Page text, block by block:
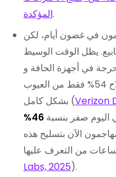
المؤكدة.
في غضون أيام، لكن
يظل الوقت الوسيط
يترك نافذة خطر كبيرة. يتم إصلاح 54% فقط من العيوب
بشكل كامل (Verizon
اليوم صفر بنسبة 46%
الآن بتسليح هذه
Labs, 2025).